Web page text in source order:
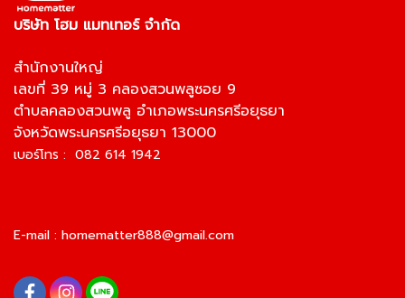
บริษัท โฮม แมทเทอร์ จำกัด
สำนักงานใหญ่
เลขที่ 39 หมู่ 3 คลองสวนพลูซอย 9
ตำบลคลองสวนพลู อำเภอพระนครศรีอยุธยา
จังหวัดพระนครศรีอยุธยา 13000
เบอร์โทร : 082 614 1942
E-mail : homematter888@gmail.com